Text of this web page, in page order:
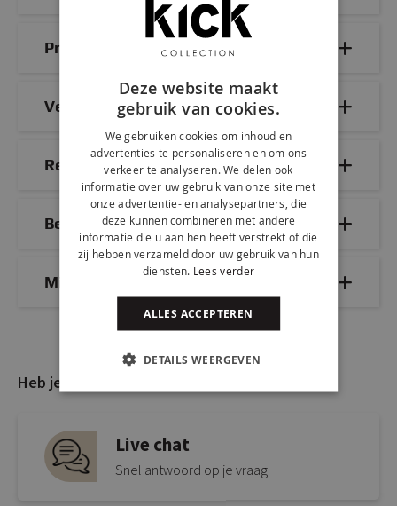
Productdetails
Veelgestelde vragen
Reviews
Bezorg- & retourinformatie
Mix & Match
Heb je nog vragen?
Live chat
Snel antwoord op je vraag
Deze website maakt
gebruik van cookies.
We gebruiken cookies om inhoud en
advertenties te personaliseren en om ons
verkeer te analyseren. We delen ook
informatie over uw gebruik van onze site met
onze advertentie- en analysepartners, die
deze kunnen combineren met andere
informatie die u aan hen heeft verstrekt of die
zij hebben verzameld door uw gebruik van hun
diensten. Lees verder
ALLES ACCEPTEREN
DETAILS WEERGEVEN